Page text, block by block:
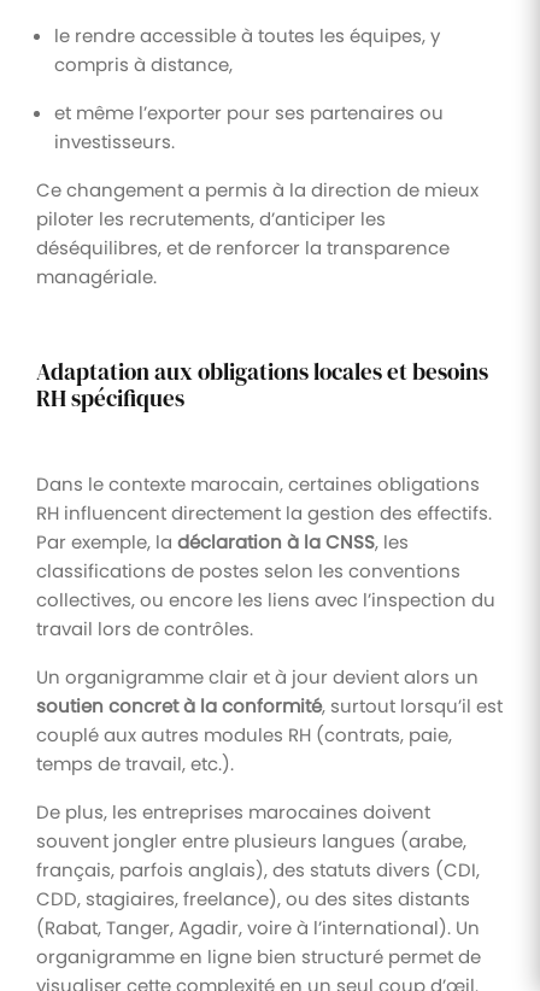
le rendre accessible à toutes les équipes, y
compris à distance,
et même l’exporter pour ses partenaires ou
investisseurs.
Ce changement a permis à la direction de mieux
piloter les recrutements, d’anticiper les
déséquilibres, et de renforcer la transparence
managériale.
Adaptation aux obligations locales et besoins
RH spécifiques
Dans le contexte marocain, certaines obligations
RH influencent directement la gestion des effectifs.
Par exemple, la déclaration à la CNSS, les
classifications de postes selon les conventions
collectives, ou encore les liens avec l’inspection du
travail lors de contrôles.
Un organigramme clair et à jour devient alors un
soutien concret à la conformité, surtout lorsqu’il est
couplé aux autres modules RH (contrats, paie,
temps de travail, etc.).
De plus, les entreprises marocaines doivent
souvent jongler entre plusieurs langues (arabe,
français, parfois anglais), des statuts divers (CDI,
CDD, stagiaires, freelance), ou des sites distants
(Rabat, Tanger, Agadir, voire à l’international). Un
organigramme en ligne bien structuré permet de
visualiser cette complexité en un seul coup d’œil.